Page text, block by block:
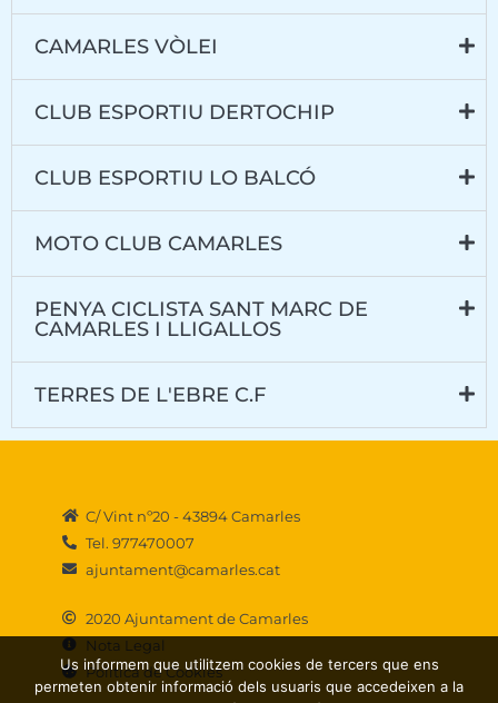
CAMARLES VÒLEI
CLUB ESPORTIU DERTOCHIP
CLUB ESPORTIU LO BALCÓ
MOTO CLUB CAMARLES
PENYA CICLISTA SANT MARC DE
CAMARLES I LLIGALLOS
TERRES DE L'EBRE C.F
C/ Vint nº20 - 43894 Camarles
Tel. 977470007
ajuntament@camarles.cat
2020 Ajuntament de Camarles
Nota Legal
Política de Cookies
Us informem que utilitzem cookies de tercers que ens
permeten obtenir informació dels usuaris que accedeixen a la